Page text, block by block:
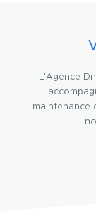
L'Agence
maintenance